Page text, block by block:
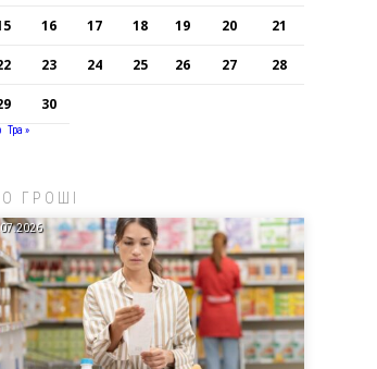
16 17 18 19 20 21
23 24 25 26 27 28
30
Тра »
ГРОШІ